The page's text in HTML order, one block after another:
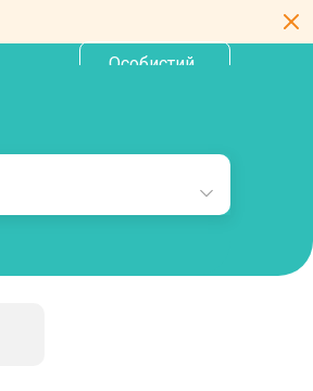
Особистий